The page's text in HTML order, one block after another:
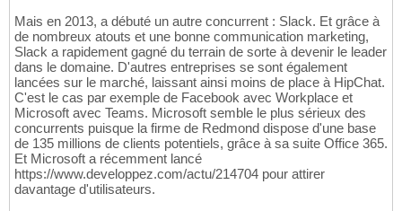
Mais en 2013, a débuté un autre concurrent : Slack. Et grâce à
de nombreux atouts et une bonne communication marketing,
Slack a rapidement gagné du terrain de sorte à devenir le leader
dans le domaine. D'autres entreprises se sont également
lancées sur le marché, laissant ainsi moins de place à HipChat.
C'est le cas par exemple de Facebook avec Workplace et
Microsoft avec Teams. Microsoft semble le plus sérieux des
concurrents puisque la firme de Redmond dispose d'une base
de 135 millions de clients potentiels, grâce à sa suite Office 365.
Et Microsoft a récemment lancé
https://www.developpez.com/actu/214704 pour attirer
davantage d'utilisateurs.